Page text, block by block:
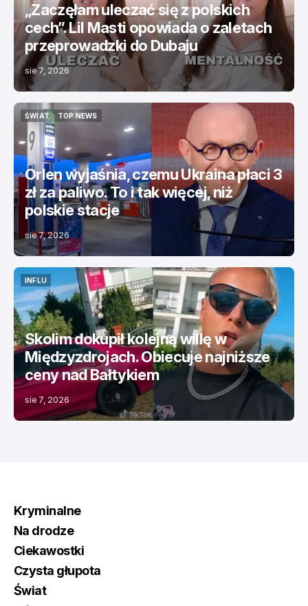
„Zaczęłam uleczać się z polskich
cech”. Lil Masti opowiada o zaletach
przeprowadzki do Dubaju
sie 7, 2026
ŚWIAT
ŚWIAT
TOP NEWS
Orlen wyjaśnia, czemu Ukraina płaci 3
zł za paliwo. To i tak więcej, niż
polskie stacje
sie 7, 2026
INFLU
INFLU
Skolim dokupił kolejną willę w
Międzyzdrojach. Obiecuje najniższe
ceny nad Bałtykiem
sie 7, 2026
Kryminalne
Na drodze
Ciekawostki
Czysta głupota
Świat